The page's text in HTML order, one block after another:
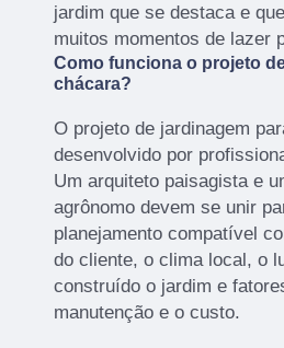
jardim que se destaca e
muitos momentos de lazer
Como funciona o projeto
chácara?
O projeto de jardinagem
desenvolvido por
Um arquiteto paisagista e
agrônomo devem se unir
planejamento compatível
do cliente, o clima local, o
construído o jardim e
manutenção e o custo.